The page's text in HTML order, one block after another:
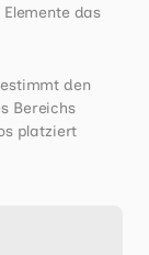
das
den
Bereichs
platziert